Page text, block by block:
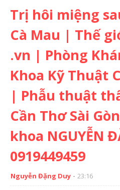
Trị hôi miệng
Cà Mau | Thế
.vn | Phòng
Khoa Kỹ Thuật
| Phẫu thuật
Cần Thơ Sài
khoa NGUYỄN
0919449459
Nguyễn Đặng Duy 23:16